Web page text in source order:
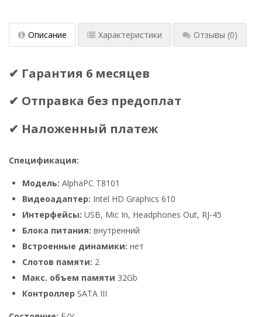
Описание Характеристики Отзывы (0)
✔ Гарантия 6 месяцев
✔ Отправка без предоплат
✔ Наложенный платеж
Спецификация:
Модель: AlphaPC Т8101
Видеоадаптер: Intel HD Graphics 610
Интерфейсы: USB, Mic In, Headphones Out, RJ-45
Блока питания: внутренний
Встроенные динамики: нет
Слотов памяти: 2
Макс. объем памяти 32Gb
Контроллер SATA III